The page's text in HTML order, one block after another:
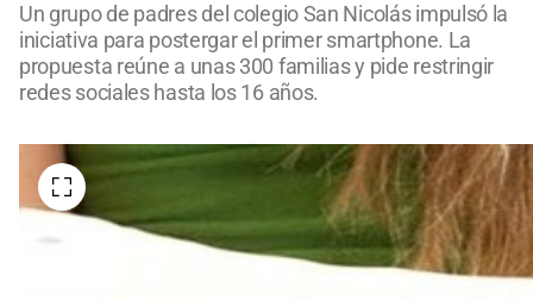
Un grupo de padres del colegio San Nicolás impulsó la
iniciativa para postergar el primer smartphone. La
propuesta reúne a unas 300 familias y pide restringir
redes sociales hasta los 16 años.